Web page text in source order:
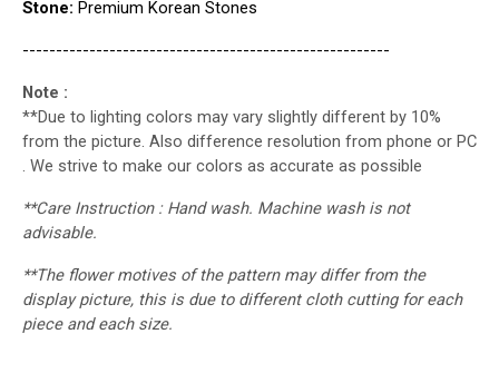
Stone: Premium Korean Stones
-------------------------------------------------------
Note :
**Due to lighting colors may vary slightly different by 10%
from the picture. Also difference resolution from phone or PC
. We strive to make our colors as accurate as possible
**Care Instruction : Hand wash. Machine wash is not
advisable.
**The flower motives of the pattern may differ from the
display picture, this is due to different cloth cutting for each
piece and each size.